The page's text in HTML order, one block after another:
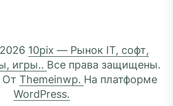
10pix — Рынок IT, софт,
игры.. Все права защищены.
От Themeinwp. На платформе
WordPress.